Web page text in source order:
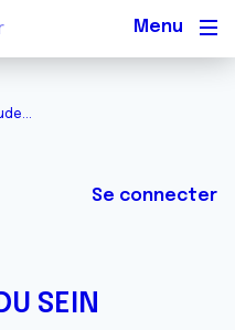
Se connecter
SEIN